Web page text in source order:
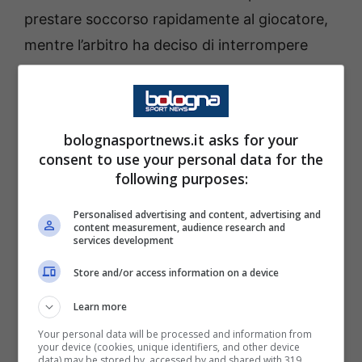
prestare soccorso rapidamente al giocatore,
mentre l’arbitro ha deciso di interrompere
definitivamente l’incontro sul punteggio di 2-1
in favore della nazionale danese.
La notizia più importante è arrivata poco
dopo attraverso i canali ufficiali della
rassicurato tifosi e addetti ai lavori: il
centrocampista era cosciente e le sue
condizioni apparivano stabili. Anche il medico
della nazionale, Morten Boesen, ha
campo sulle proprie gambe e che sarebbero
bolognasportnews.it asks for your
consent to use your personal data for the
following purposes:
Personalised advertising and content, advertising and
content measurement, audience research and
services development
Store and/or access information on a device
Learn more
Your personal data will be processed and information from
your device (cookies, unique identifiers, and other device